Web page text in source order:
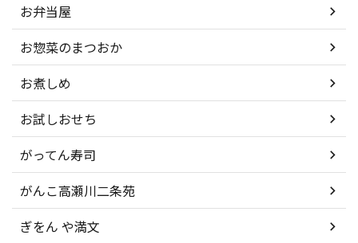
お弁当屋
お惣菜のまつおか
お煮しめ
お試しおせち
がってん寿司
がんこ高瀬川二条苑
ぎをん や満文